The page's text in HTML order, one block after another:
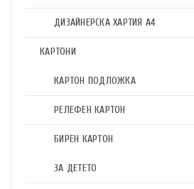
ДИЗАЙНЕРСКА ХАРТИЯ А4
КАРТОНИ
КАРТОН ПОДЛОЖКА
РЕЛЕФЕН КАРТОН
БИРЕН КАРТОН
ЗА ДЕТЕТО